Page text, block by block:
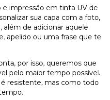
impressão em tinta UV de
sua capa com a foto,
de adicionar aquele
apelido ou uma frase que te
por isso, queremos que
pelo maior tempo possível.
resistente, mas como todo